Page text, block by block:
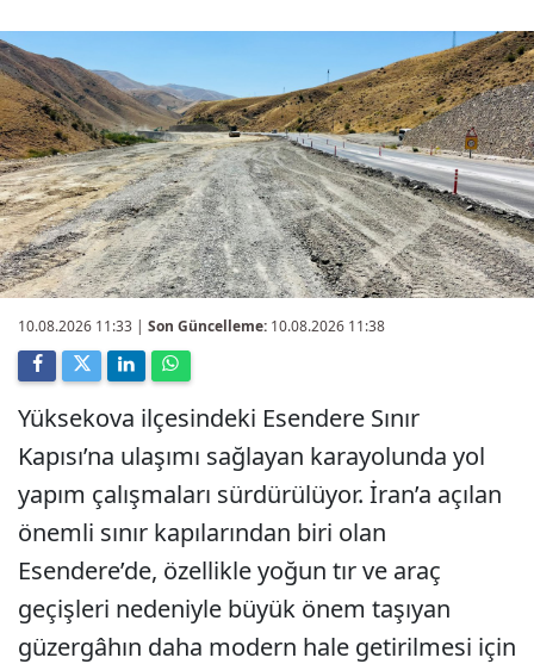
10.08.2026 11:33 | Son Güncelleme: 10.08.2026 11:38
Yüksekova ilçesindeki Esendere Sınır
Kapısı’na ulaşımı sağlayan karayolunda yol
yapım çalışmaları sürdürülüyor. İran’a açılan
önemli sınır kapılarından biri olan
Esendere’de, özellikle yoğun tır ve araç
geçişleri nedeniyle büyük önem taşıyan
güzergâhın daha modern hale getirilmesi için